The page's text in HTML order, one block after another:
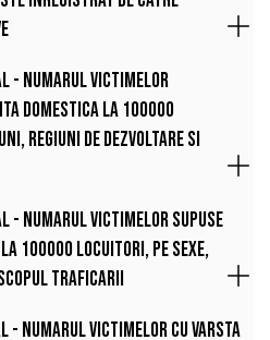
- Numarul victimelor
domestica la 100000
regiuni de dezvoltare si
- Numarul victimelor supuse
100000 locuitori, pe sexe,
scopul traficarii
- Numarul victimelor cu varsta